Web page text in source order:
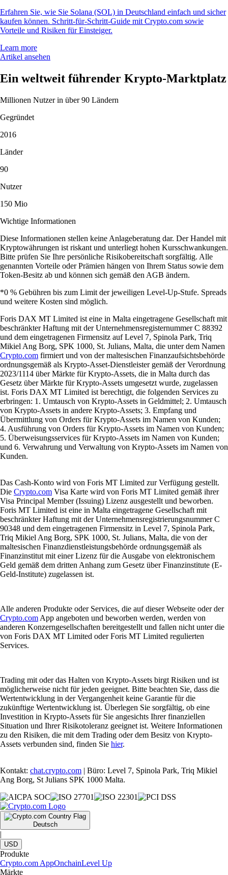
Erfahren Sie, wie Sie Solana (SOL) in Deutschland einfach und sicher
kaufen können. Schritt-für-Schritt-Guide mit Crypto.com sowie
Vorteile und Risiken für Einsteiger.
Learn more
Artikel ansehen
Ein weltweit führender Krypto-Marktplatz
Millionen Nutzer in über 90 Ländern
Gegründet
2016
Länder
90
Nutzer
150 Mio
Wichtige Informationen
Diese Informationen stellen keine Anlageberatung dar. Der Handel mit
Kryptowährungen ist riskant und unterliegt hohen Kursschwankungen.
Bitte prüfen Sie Ihre persönliche Risikobereitschaft sorgfältig. Alle
genannten Vorteile oder Prämien hängen von Ihrem Status sowie dem
Token-Besitz ab und können sich gemäß den AGB ändern.
*0 % Gebühren bis zum Limit der jeweiligen Level-Up-Stufe. Spreads
und weitere Kosten sind möglich.
Foris DAX MT Limited ist eine in Malta eingetragene Gesellschaft mit
beschränkter Haftung mit der Unternehmensregisternummer C 88392
und dem eingetragenen Firmensitz auf Level 7, Spinola Park, Triq
Mikiel Ang Borg, SPK 1000, St. Julians, Malta, die unter dem Namen
Crypto.com firmiert und von der maltesischen Finanzaufsichtsbehörde
ordnungsgemäß als Krypto-Asset-Dienstleister gemäß der Verordnung
2023/1114 über Märkte für Krypto-Assets, die in Malta durch das
Gesetz über Märkte für Krypto-Assets umgesetzt wurde, zugelassen
ist. Foris DAX MT Limited ist berechtigt, die folgenden Services zu
erbringen: 1. Umtausch von Krypto-Assets in Geldmittel; 2. Umtausch
von Krypto-Assets in andere Krypto-Assets; 3. Empfang und
Übermittlung von Orders für Krypto-Assets im Namen von Kunden;
4. Ausführung von Orders für Krypto-Assets im Namen von Kunden;
5. Überweisungsservices für Krypto-Assets im Namen von Kunden;
und 6. Verwahrung und Verwaltung von Krypto-Assets im Namen von
Kunden.
Das Cash-Konto wird von Foris MT Limited zur Verfügung gestellt.
Die Crypto.com Visa Karte wird von Foris MT Limited gemäß ihrer
Visa Principal Member (Issuing) Lizenz ausgestellt und beworben.
Foris MT Limited ist eine in Malta eingetragene Gesellschaft mit
beschränkter Haftung mit der Unternehmensregistrierungsnummer C
90348 und dem eingetragenen Firmensitz in Level 7, Spinola Park,
Triq Mikiel Ang Borg, SPK 1000, St. Julians, Malta, die von der
maltesischen Finanzdienstleistungsbehörde ordnungsgemäß als
Finanzinstitut mit einer Lizenz für die Ausgabe von elektronischem
Geld gemäß dem dritten Anhang zum Gesetz über Finanzinstitute (E-
Geld-Institute) zugelassen ist.
Alle anderen Produkte oder Services, die auf dieser Webseite oder der
Crypto.com App angeboten und beworben werden, werden von
anderen Konzerngesellschaften bereitgestellt und fallen nicht unter die
von Foris DAX MT Limited oder Foris MT Limited regulierten
Services.
Trading mit oder das Halten von Krypto-Assets birgt Risiken und ist
möglicherweise nicht für jeden geeignet. Bitte beachten Sie, dass die
Wertentwicklung in der Vergangenheit keine Garantie für die
zukünftige Wertentwicklung ist. Überlegen Sie sorgfältig, ob eine
Investition in Krypto-Assets für Sie angesichts Ihrer finanziellen
Situation und Ihrer Risikotoleranz geeignet ist. Weitere Informationen
zu den Risiken, die mit dem Trading oder dem Besitz von Krypto-
Assets verbunden sind, finden Sie hier.
Kontakt: chat.crypto.com | Büro: Level 7, Spinola Park, Triq Mikiel
Ang Borg, St Julians SPK 1000 Malta.
Deutsch
|
USD
Produkte
Crypto.com AppOnchainLevel Up
Märkte